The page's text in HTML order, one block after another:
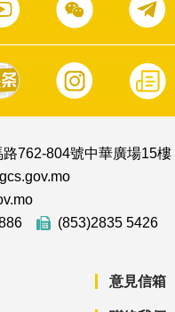
762-804號中華廣場15樓
(853)2835 5426
意見信箱